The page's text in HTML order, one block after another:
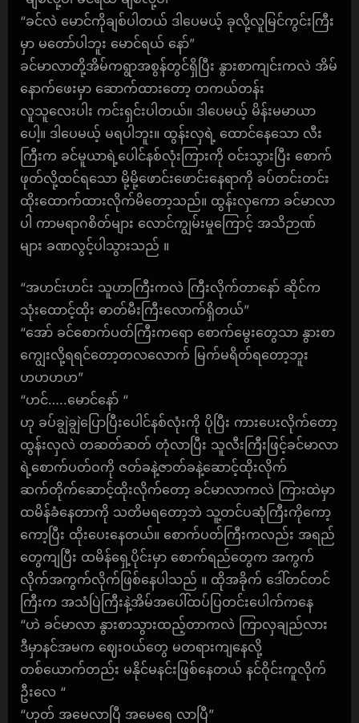
“ခင်လဲ မောင်ကိုချစ်ပါတယ် ဒါပေမယ့် ခုလို့လူမြင်ကွင်းကြီး
မှာ မတော်ပါဘူး မောင်ရယ် နော်”
ခင်မာလာတို့အိမ်ကရွာအစွန်တွင်ရှိပြီး နွားစာကျင်းကလဲ အိမ်
နောက်ဖေးမှာ ဆောက်ထားတော့ တကယ်တန်း
လူသူလေးပါး ကင်းရှင်းပါတယ်။ ဒါပေမယ့် မိန်းမမာယာ
ပေါ့။ ဒါပေမယ့် မရပါဘူး။ ထွန်းလှရဲ့ ထောင်နေသော လီး
ကြီးက ခင်မူယာရဲ့ပေါင်နစ်လုံးကြားကို ဝင်းသွားပြီး စောက်
ဖုတ်လို့ထင်ရသော မို့မို့ဖောင်းဖောင်းနေရာကို ခပ်တင်းတင်း
ထိုးထောက်ထားလိုက်မိတော့သည်။ ထွန်းလှကော ခင်မာလာ
ပါ ကာမရာဂစိတ်များ လောင်ကျွမ်းမှုကြောင့် အသိဉာဏ်
များ ခဏလွင့်ပါသွားသည် ။
“အဟင်းဟင်း သူဟာကြီးကလဲ ကြီးလိုက်တာနော် ဆိုင်က
သုံးထောင့်ထိုး ဓာတ်မီးကြီးလောက်ရှိတယ်”
“အော် ခင်စောက်ပတ်ကြီးကရော စောက်မွေးတွေသာ နွားစာ
ကျွေးလို့ရရင်တော့တလလောက် မြက်မရိတ်ရတော့ဘူး
ဟဟဟဟ”
“ဟင်…..မောင်နော် “
ဟု ခပ်ချွဲချွဲပြောပြီးပေါင်နစ်လုံးကို ပိုပြီး ကားပေးလိုက်တော့
ထွန်းလှလဲ တဆတ်ဆတ် တုံလာပြီး သူလီးကြီးဖြင့်ခင်မာလာ
ရဲ့စောက်ပတ်ဝကို ဇတ်ခနဲ့ဇာတ်ခနဲ့ဆောင့်ထိုးလိုက်
ဆက်တိုက်ဆောင့်ထိုးလိုက်တော့ ခင်မာလာကလဲ ကြားထဲမှာ
ထမိန်ခံနေတာကို သတိမရတော့ဘဲ သူ့တင်ပဆုံကြီးကိုကော့
ကော့ပြီး ထိုးပေးနေတယ်။ စောက်ပတ်ကြီးကလည်း အရည်
တွေကျပြီး ထမိန်ရှေ့ပိုင်းမှာ စောက်ရည်တွေက အကွက်
လိုက်အကွက်လိုက်ဖြစ်နေပါသည် ။ ထိုအခိုက် ဒေါ်တင်တင်
ကြီးက အသံပြဲကြီးနဲ့အိမ်အပေါ်ထပ်ပြတင်းပေါက်ကနေ
“ဟဲ ခင်မာလာ နွားစာသွားထည့်တာကလဲ ကြာလှချည်လား
ဒီမှာနင်အမက ဈေးဝယ်တွေ မတရားကျနေလို့
တစ်ယောက်တည်း မနိုင်မနင်းဖြစ်နေတယ် နင်ဝိုင်းကူလိုက်
ဦးလေ “
“ဟုတ် အမေလာပြီ အမေရေ လာပြီ”